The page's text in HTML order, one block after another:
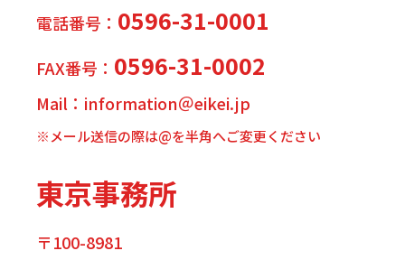
電話番号： 0596-31-0001
FAX番号： 0596-31-0002
Mail：information＠eikei.jp
※メール送信の際は@を半角へご変更ください
東京事務所
〒100-8981